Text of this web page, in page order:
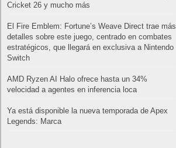
Cricket 26 y mucho más
El Fire Emblem: Fortune’s Weave Direct trae más
detalles sobre este juego, centrado en combates
estratégicos, que llegará en exclusiva a Nintendo
Switch
AMD Ryzen AI Halo ofrece hasta un 34%
velocidad a agentes en inferencia loca
Ya está disponible la nueva temporada de Apex
Legends: Marca